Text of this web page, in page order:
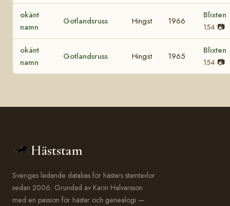
okänt
namn
Gotlandsruss Hingst 1966
Blixten
154 📷
okänt
namn
Gotlandsruss Hingst 1965
Blixten
154 📷
Häststam
Sveriges ledande databas för hästars stamtavlor
sedan 2006. Grundad av Karin Halvarsson
med en passion för hästar och genealogi —